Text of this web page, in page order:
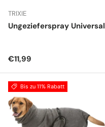
TRIXIE
Ungezieferspray Universal
Normaler Preis
€11,99
Bis zu 11% Rabatt